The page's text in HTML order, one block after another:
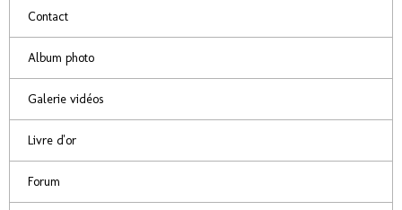
Contact
Album photo
Galerie vidéos
Livre d'or
Forum